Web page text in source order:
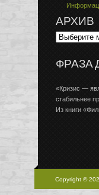
АРХИВ
ФРАЗА
«Кризис —
стабильнее
Из книги
Copyright ©